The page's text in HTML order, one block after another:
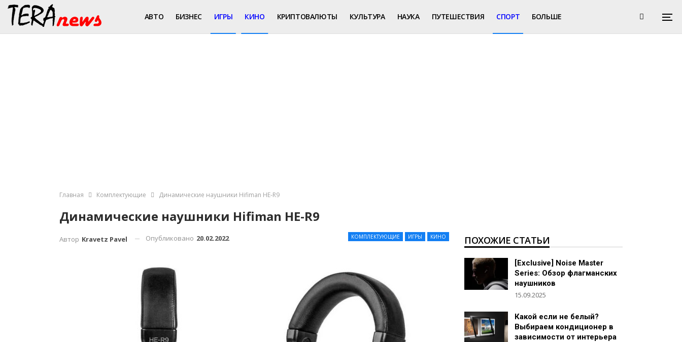
АВТО БИЗНЕС ИГРЫ КИНО КРИПТОВАЛЮТЫ КУЛЬТУРА НАУКА ПУТЕШЕСТВИЯ СПОРТ БОЛЬШЕ
Главная Комплектующие Динамические наушники Hifiman HE-R9
Динамические наушники Hifiman HE-R9
КОМПЛЕКТУЮЩИЕ ИГРЫ КИНО
Автор Kravetz Pavel Опубликовано 20.02.2022 ПОХОЖИЕ СТАТЬИ
[Exclusive] Noise Master
Series: Обзор флагманских
наушников
15.09.2025
Какой если не белый?
Выбираем кондиционер в
зависимости от интерьера